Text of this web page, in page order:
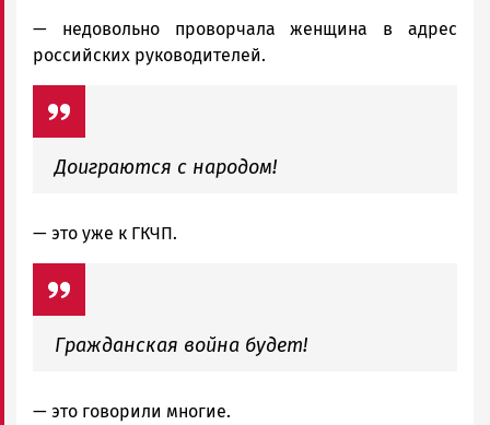
— недовольно проворчала женщина в адрес
российских руководителей.
Доиграются с народом!
— это уже к ГКЧП.
Гражданская война будет!
— это говорили многие.